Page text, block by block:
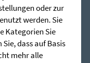
oder zur
werden. Sie
Kategorien Sie
dass auf Basis
mehr alle